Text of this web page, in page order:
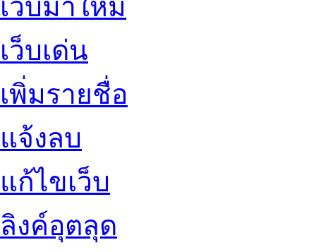
เว็บมาใหม่
เว็บเด่น
เพิ่มรายชื่อ
แจ้งลบ
แก้ไขเว็บ
ลิงค์อุตลุด